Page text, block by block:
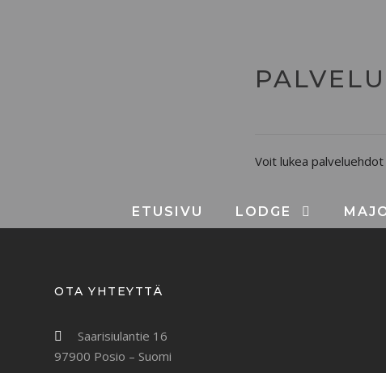
ETUSIVU LODGE
Voit lukea
OTA YHTEYTTÄ
Saarisiulantie 16
97900 Posio – Suomi